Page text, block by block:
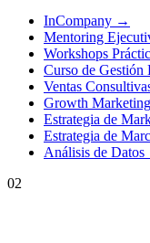
InCompany →
Mentoring
Workshops
Curso de Gestión
Ventas
Growth Marketing
Estrategia de
Estrategia de
Análisis de Datos
02